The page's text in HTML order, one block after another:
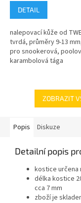
DETAIL
nalepovací kůže od
tvrdá, průměry 9-13
pro snookerová,
karambolová tága
ZOBRAZIT
Popis Diskuze
Detailní popis
kostice určena
délka kostice
cca 7 mm
zboží je